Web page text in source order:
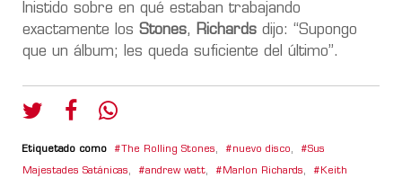
Inistido sobre en qué estaban trabajando
exactamente los Stones, Richards dijo: “Supongo
que un álbum; les queda suficiente del último”.
Etiquetado como The Rolling Stones, nuevo disco, Sus
Majestades Satánicas, andrew watt, Marlon Richards, Keith